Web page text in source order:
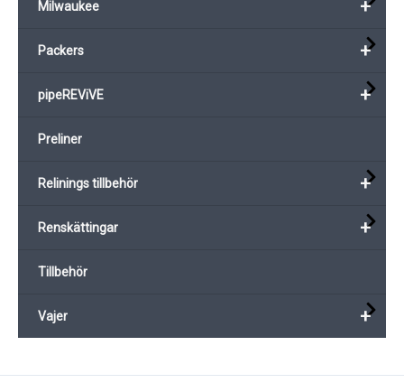
+
Milwaukee
+
Packers
+
pipeREViVE
Preliner
+
Relinings tillbehör
+
Renskättingar
Tillbehör
+
Vajer